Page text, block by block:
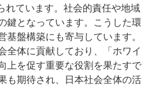
れています。社会的責任や地域
鍵となっています。こうした環
盤構築にも寄与しています。
全体に貢献しており、「ホワイ
上を促す重要な役割を果たすで
も期待され、日本社会全体の活